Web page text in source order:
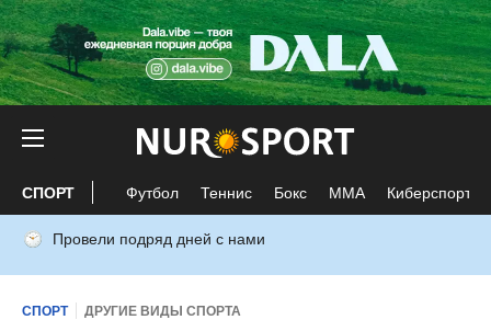
СПОРТ Футбол Теннис Бокс ММА Киберспорт
Провели подряд дней с нами
СПОРТ ДРУГИЕ ВИДЫ СПОРТА